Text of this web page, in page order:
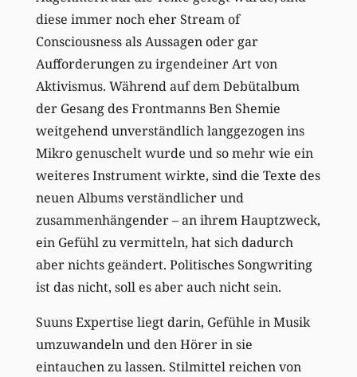
diese immer noch eher Stream of
Consciousness als Aussagen oder gar
Aufforderungen zu irgendeiner Art von
Aktivismus. Während auf dem Debütalbum
der Gesang des Frontmanns Ben Shemie
weitgehend unverständlich langgezogen ins
Mikro genuschelt wurde und so mehr wie ein
weiteres Instrument wirkte, sind die Texte des
neuen Albums verständlicher und
zusammenhängender – an ihrem Hauptzweck,
ein Gefühl zu vermitteln, hat sich dadurch
aber nichts geändert. Politisches Songwriting
ist das nicht, soll es aber auch nicht sein.
Suuns Expertise liegt darin, Gefühle in Musik
umzuwandeln und den Hörer in sie
eintauchen zu lassen. Stilmittel reichen von